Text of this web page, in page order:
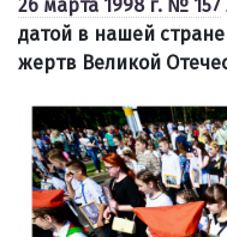
26 марта 1998 г. № 157
датой в нашей
жертв Великой